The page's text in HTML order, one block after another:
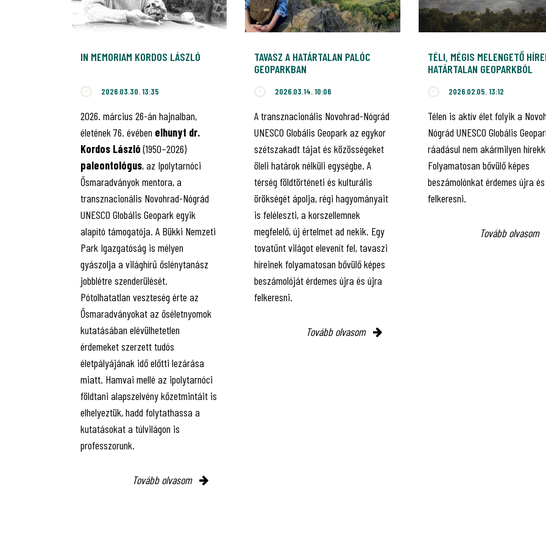
IN MEMORIAM KORDOS LÁSZLÓ
2026.03.30. 13:35
2026. március 26-án hajnalban,
életének 76. évében elhunyt dr.
Kordos László(1950–2026)
paleontológus, az Ipolytarnóci
Ősmaradványok mentora, a
transznacionális Novohrad-Nógrád
UNESCO Globális Geopark egyik
alapító támogatója. A Bükki Nemzeti
Park Igazgatóság is mélyen
gyászolja a világhírű őslénytanász
jobblétre szenderülését.
Pótolhatatlan veszteség érte az
Ősmaradványokat az őséletnyomok
kutatásában elévülhetetlen
érdemeket szerzett tudós
életpályájának idő előtti lezárása
miatt. Hamvai mellé az ipolytarnóci
földtani alapszelvény kőzetmintáit is
elhelyeztük, hadd folytathassa a
kutatásokat a túlvilágon is
professzorunk.
Tovább olvasom
TAVASZ A HATÁRTALAN PALÓC
GEOPARKBAN
2026.03.14. 10:06
A transznacionális Novohrad-Nógrád
UNESCO Globális Geopark az egykor
szétszakadt tájat és közösségeket
öleli határok nélküli egységbe. A
térség földtörténeti és kulturális
örökségét ápolja, régi hagyományait
is feléleszti, a korszellemnek
megfelelő, új értelmet ad nekik. Egy
tovatűnt világot elevenít fel, tavaszi
híreinek folyamatosan bővülő képes
beszámolóját érdemes újra és újra
felkeresni.
Tovább olvasom
TÉLI, MÉGIS MELENGETŐ
HATÁRTALAN GEOPARKBÓL
2026.02.05. 13:12
Télen is aktív élet folyik a
Nógrád UNESCO Globális
ráadásul nem akármilyen
Folyamatosan bővülő képes
beszámolónkat érdemes újra
felkeresni.
Tovább olvasom